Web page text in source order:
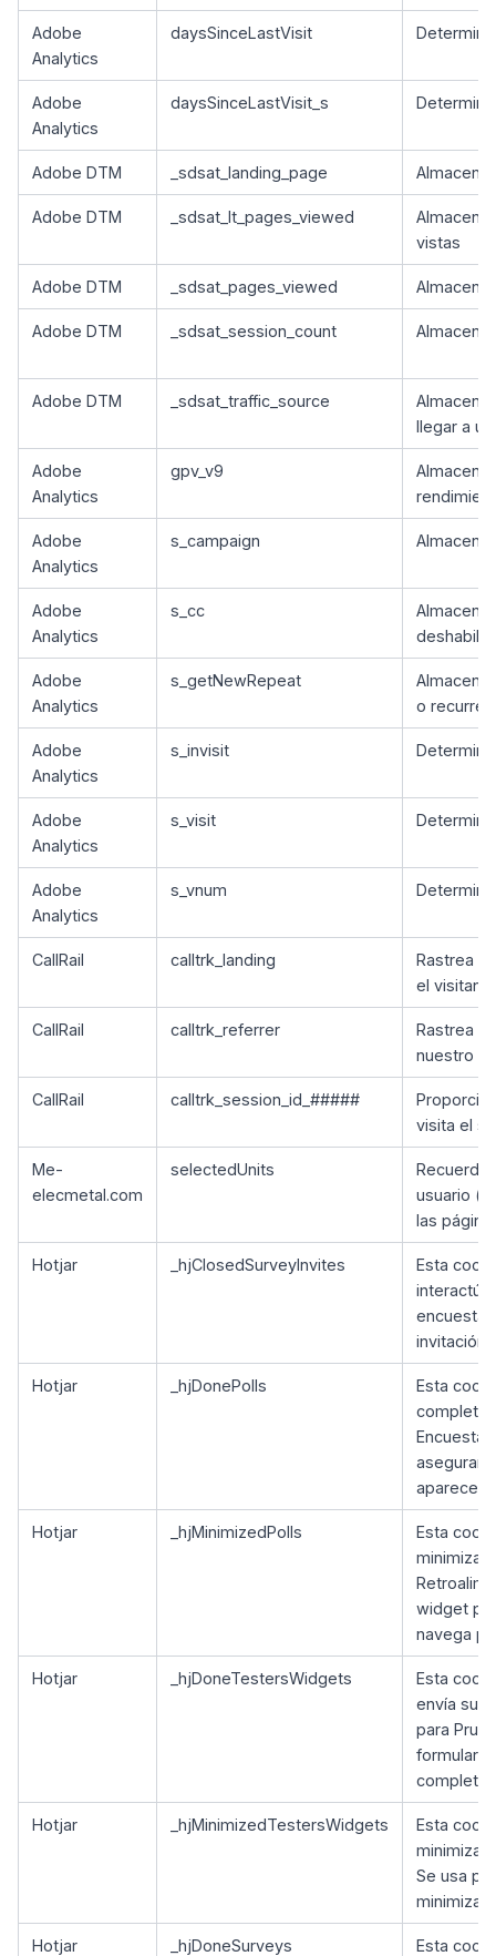
Adobe
Analytics
daysSinceLastVisit
Adobe
Analytics
daysSinceLastVisit_s
Adobe DTM _sdsat_landing_page Almacena
Adobe DTM _sdsat_lt_pages_viewed
Almacena
vistas
Adobe DTM _sdsat_pages_viewed Almacena
Adobe DTM _sdsat_session_count
Adobe DTM _sdsat_traffic_source
llegar a
Adobe
Analytics
gpv_v9
Almacena
Adobe
Analytics
s_campaign Almacena
Adobe
Analytics
s_cc
Almacena
Adobe
Analytics
s_getNewRepeat
o
Adobe
Analytics
s_invisit
Adobe
Analytics
s_visit
Adobe
Analytics
s_vnum
CallRail calltrk_landing
Rastrea
el visitante
CallRail calltrk_referrer
Rastrea
nuestro
CallRail calltrk_session_id_#####
visita el
Me-
elecmetal.com
selectedUnits
Recuerda
usuario
las
Hotjar _hjClosedSurveyInvites
Esta
interactúa
encuesta.
invitación
Hotjar _hjDonePolls
Esta
completa
Encuesta
asegurar
aparecer
Hotjar _hjMinimizedPolls
Esta
minimiza
widget
navega
Hotjar _hjDoneTestersWidgets
Esta
envía su
para
formulario
Hotjar _hjMinimizedTestersWidgets
Esta
minimiza
Se usa
Hotjar _hjDoneSurveys
Esta